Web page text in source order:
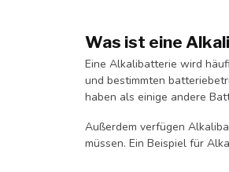
Was ist eine
Eine Alkalibatterie wird
und bestimmten
haben als einige andere
Außerdem verfügen
müssen. Ein Beispiel für